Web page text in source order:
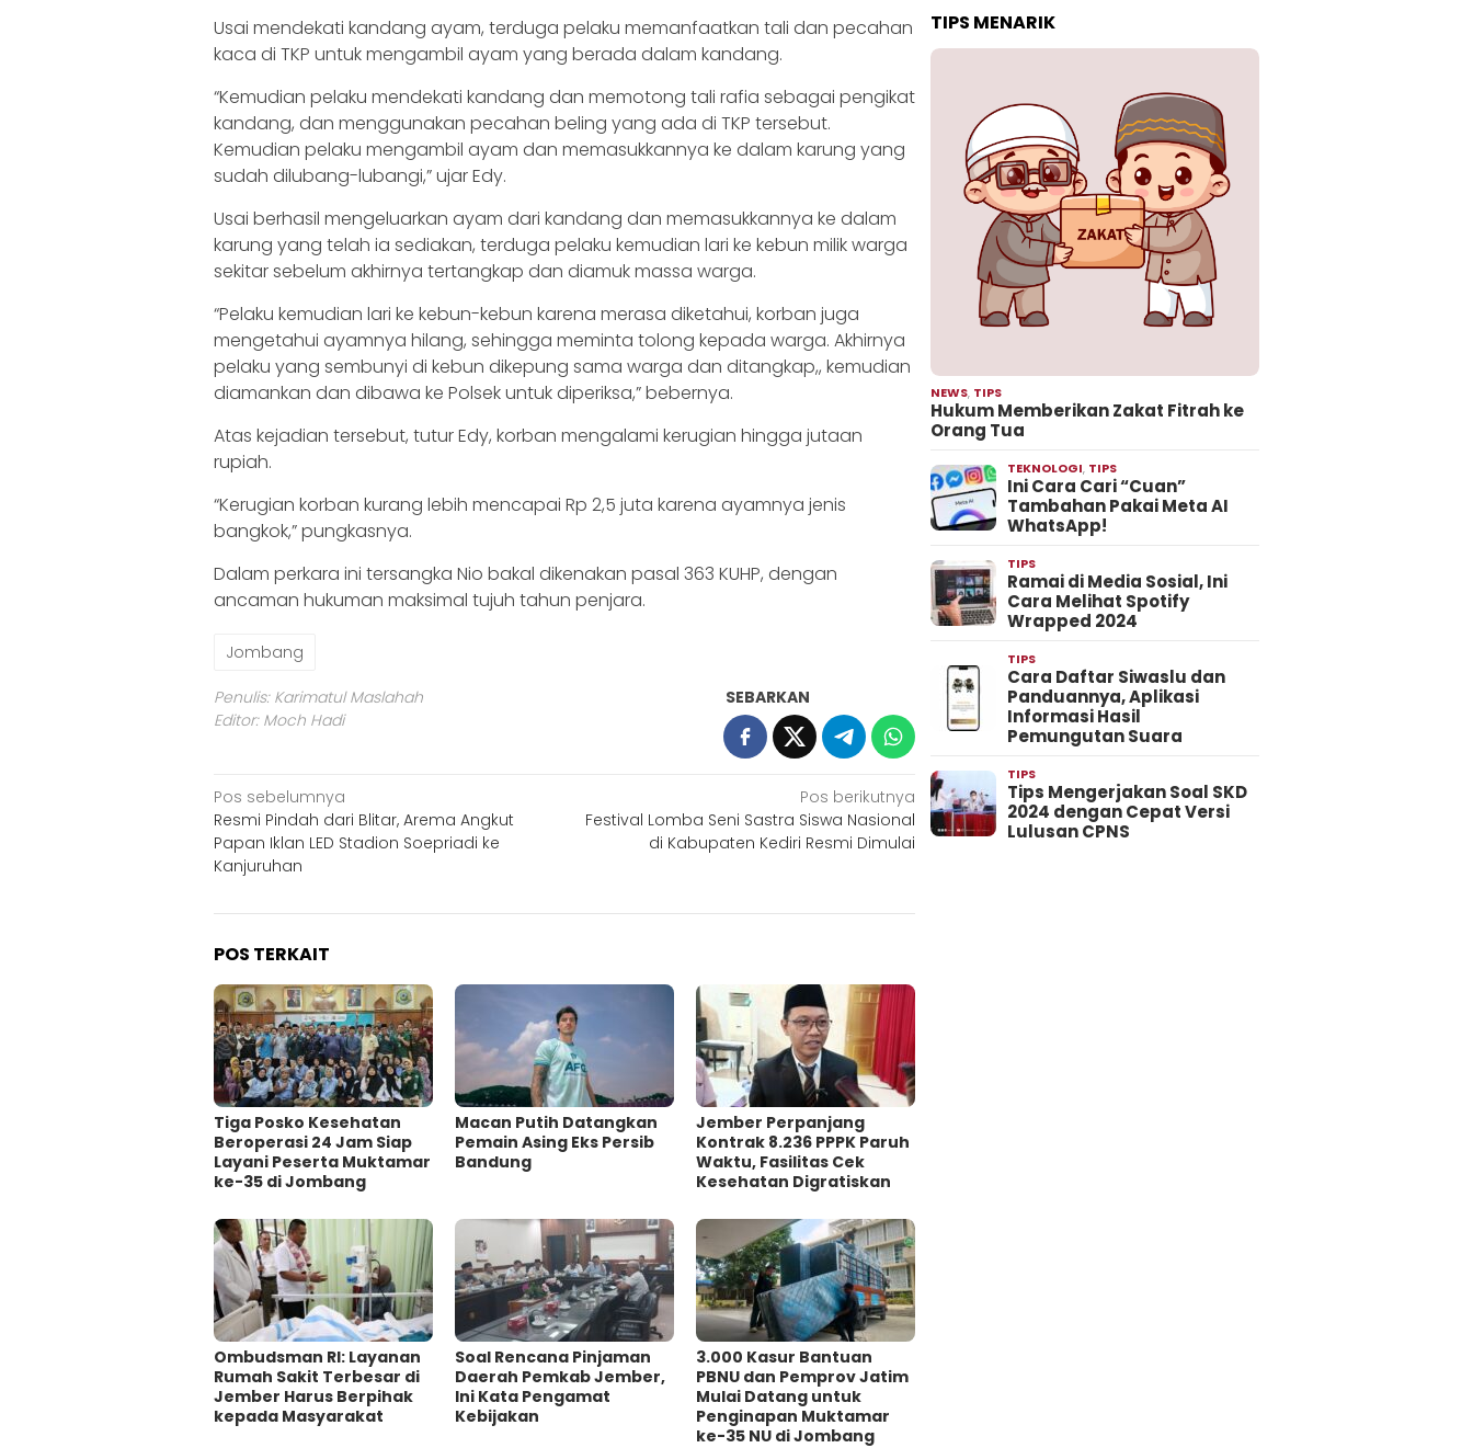
Usai mendekati kandang ayam, terduga pelaku memanfaatkan tali dan pecahan
kaca di TKP untuk mengambil ayam yang berada dalam kandang.
“Kemudian pelaku mendekati kandang dan memotong tali rafia sebagai pengikat
kandang, dan menggunakan pecahan beling yang ada di TKP tersebut.
Kemudian pelaku mengambil ayam dan memasukkannya ke dalam karung yang
sudah dilubang-lubangi,” ujar Edy.
Usai berhasil mengeluarkan ayam dari kandang dan memasukkannya ke dalam
karung yang telah ia sediakan, terduga pelaku kemudian lari ke kebun milik warga
sekitar sebelum akhirnya tertangkap dan diamuk massa warga.
“Pelaku kemudian lari ke kebun-kebun karena merasa diketahui, korban juga
mengetahui ayamnya hilang, sehingga meminta tolong kepada warga. Akhirnya
pelaku yang sembunyi di kebun dikepung sama warga dan ditangkap,, kemudian
diamankan dan dibawa ke Polsek untuk diperiksa,” bebernya.
Atas kejadian tersebut, tutur Edy, korban mengalami kerugian hingga jutaan
rupiah.
“Kerugian korban kurang lebih mencapai Rp 2,5 juta karena ayamnya jenis
bangkok,” pungkasnya.
Dalam perkara ini tersangka Nio bakal dikenakan pasal 363 KUHP, dengan
ancaman hukuman maksimal tujuh tahun penjara.
Jombang
Penulis: Karimatul Maslahah
Editor: Moch Hadi
SEBARKAN
Navigasi
pos
Pos sebelumnya
Resmi Pindah dari Blitar, Arema Angkut
Papan Iklan LED Stadion Soepriadi ke
Kanjuruhan
Pos berikutnya
Festival Lomba Seni Sastra Siswa Nasional
di Kabupaten Kediri Resmi Dimulai
POS TERKAIT
Tiga Posko Kesehatan
Beroperasi 24 Jam Siap
Layani Peserta Muktamar
ke-35 di Jombang
Macan Putih Datangkan
Pemain Asing Eks Persib
Bandung
Jember Perpanjang
Kontrak 8.236 PPPK Paruh
Waktu, Fasilitas Cek
Kesehatan Digratiskan
Ombudsman RI: Layanan
Rumah Sakit Terbesar di
Jember Harus Berpihak
kepada Masyarakat
‎Soal Rencana Pinjaman
Daerah Pemkab Jember,
Ini Kata Pengamat
Kebijakan ‎
3.000 Kasur Bantuan
PBNU dan Pemprov Jatim
Mulai Datang untuk
Penginapan Muktamar
ke-35 NU di Jombang
TIPS MENARIK
NEWS, TIPS
Hukum Memberikan Zakat Fitrah ke
Orang Tua
TEKNOLOGI, TIPS
Ini Cara Cari “Cuan”
Tambahan Pakai Meta AI
WhatsApp!
TIPS
Ramai di Media Sosial, Ini
Cara Melihat Spotify
Wrapped 2024
TIPS
Cara Daftar Siwaslu dan
Panduannya, Aplikasi
Informasi Hasil
Pemungutan Suara
TIPS
Tips Mengerjakan Soal SKD
2024 dengan Cepat Versi
Lulusan CPNS